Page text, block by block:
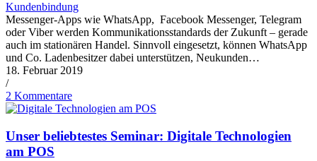
Kundenbindung
Messenger-Apps wie WhatsApp, Facebook Messenger, Telegram
oder Viber werden Kommunikationsstandards der Zukunft – gerade
auch im stationären Handel. Sinnvoll eingesetzt, können WhatsApp
und Co. Ladenbesitzer dabei unterstützen, Neukunden…
18. Februar 2019
/
2 Kommentare
Unser beliebtestes Seminar: Digitale Technologien
am POS